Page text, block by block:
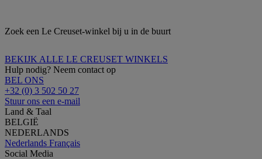
Zoek een Le Creuset-winkel bij u in de buurt
BEKIJK ALLE LE CREUSET WINKELS
Hulp nodig? Neem contact op
BEL ONS
+32 (0) 3 502 50 27
Stuur ons een e-mail
Land & Taal
BELGIË
NEDERLANDS
Nederlands Français
Social Media